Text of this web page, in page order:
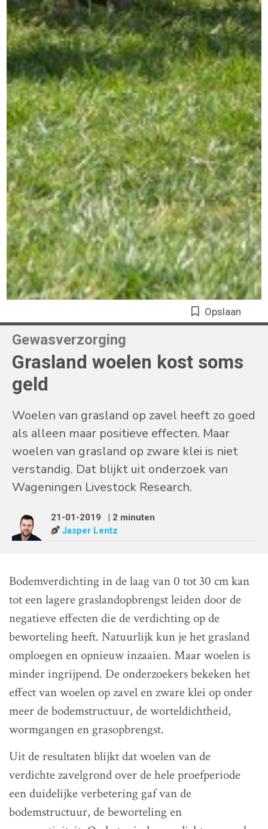
Opslaan
Gewasverzorging
Grasland woelen kost soms
geld
Woelen van grasland op zavel heeft zo goed
als alleen maar positieve effecten. Maar
woelen van grasland op zware klei is niet
verstandig. Dat blijkt uit onderzoek van
Wageningen Livestock Research.
21-01-2019
| 2 minuten
Jasper Lentz
Bodemverdichting in de laag van 0 tot 30 cm kan
tot een lagere graslandopbrengst leiden door de
negatieve effecten die de verdichting op de
beworteling heeft. Natuurlijk kun je het grasland
omploegen en opnieuw inzaaien. Maar woelen is
minder ingrijpend. De onderzoekers bekeken het
effect van woelen op zavel en zware klei op onder
meer de bodemstructuur, de worteldichtheid,
wormgangen en grasopbrengst.
Uit de resultaten blijkt dat woelen van de
verdichte zavelgrond over de hele proefperiode
een duidelijke verbetering gaf van de
bodemstructuur, de beworteling en